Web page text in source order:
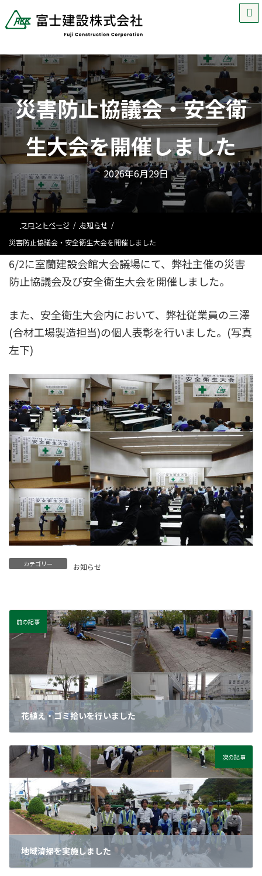
テ
ン
ツ
ス
キ
プ
ゲ
ー
シ
ン
に
動
災害防止協議会・安全衛
生大会を開催しました
2026年6月29日
フロントページ
お知らせ
災害防止協議会・安全衛生大会を開催しました
6/2に室蘭建設会館大会議場にて、弊社主催の災害
防止協議会及び安全衛生大会を開催しました。
また、安全衛生大会内において、弊社従業員の三澤
(合材工場製造担当)の個人表彰を行いました。(写真
左下)
カテゴリー お知らせ
前の記事
花植え・ゴミ拾いを行いました
次の記事
地域清掃を実施しました